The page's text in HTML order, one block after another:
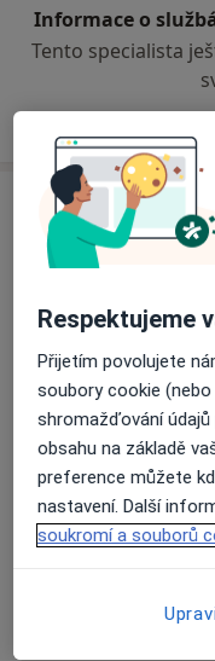
Informace o
Tento specialista
Adresa
Odborný
Dostupnost
Na této adrese
Co mám v takové
Způsoby platby
Respektujeme
Přijetím povolujete
soubory cookie
shromažďování
obsahu na základě
preference můžete
nastavení. Další
soukromí a souborů